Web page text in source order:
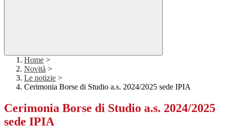
Home >
Novità >
Le notizie >
Cerimonia Borse di Studio a.s. 2024/2025 sede IPIA
Cerimonia Borse di Studio a.s. 2024/2025
sede IPIA